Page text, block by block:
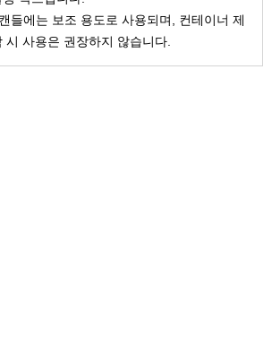
들에는 보조 용도로 사용되며, 컨테이너 제
시 사용은 권장하지 않습니다.